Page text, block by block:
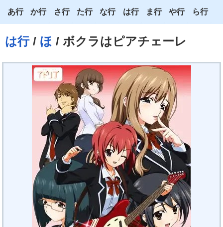
は行/ ほ / ボクラはピアチェーレ
あ行
い
か行
き
く
け
さ行
し
す
せ
そ
た行
ち
つ
て
と
な行
に
ぬ
ね
の
は行
ひ
ふ
へ
ほ
ま行
み
む
め
も
や行
ゆ
よ
わ
ら行